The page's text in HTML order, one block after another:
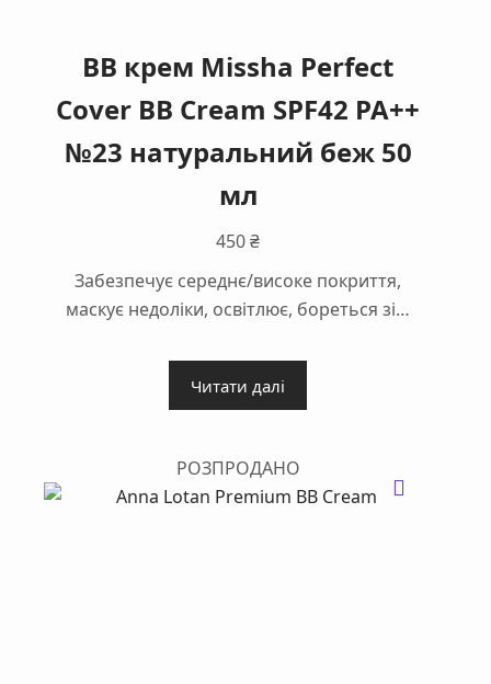
BB крем Missha Perfect
Cover BB Cream SPF42 PA++
№23 натуральний беж 50
мл
450₴
Забезпечує середнє/високе покриття,
маскує недоліки, освітлює, бореться зі…
Читати далі
РОЗПРОДАНО